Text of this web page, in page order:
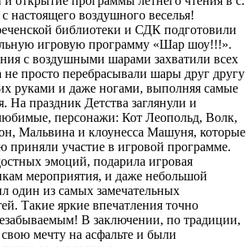
настоящего воздушного веселья!
библиотеки и СДК подготовили
игровую программу «Шар шоу!!!».
с воздушными шарами захватили всех
не просто перебрасывали шары друг другу
руками и даже ногами, выполняя самые
На праздник Детства заглянули и
персонажи: Кот Леопольд, Волк,
Мальвина и клоунесса Машуня, которые
приняли участие в игровой программе.
эмоций, подарила игровая
мероприятия, и даже небольшой
один из самых замечательных
Такие яркие впечатления точно
В заключении, по традиции,
мечту на асфальте и были